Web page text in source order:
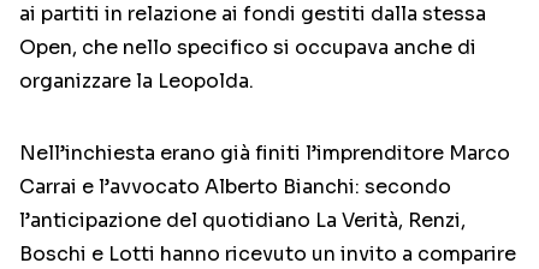
ai partiti in relazione ai fondi gestiti dalla stessa
Open, che nello specifico si occupava anche di
organizzare la Leopolda.
Nell’inchiesta erano già finiti l’imprenditore Marco
Carrai e l’avvocato Alberto Bianchi: secondo
l’anticipazione del quotidiano La Verità, Renzi,
Boschi e Lotti hanno ricevuto un invito a comparire